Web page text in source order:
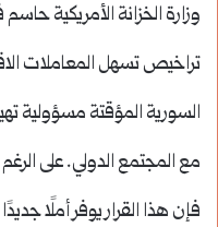
وزارة الخزانة الأمريكية
تراخيص تسهل المعاملات
السورية المؤقتة مسؤولية
مع المجتمع الدولي. على
فإن هذا القرار يوفر أملًا